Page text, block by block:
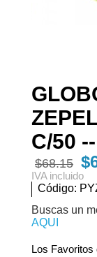
C/50 --
$68.15
IVA incluido
Código:
Buscas un
AQUI
Los Favoritos